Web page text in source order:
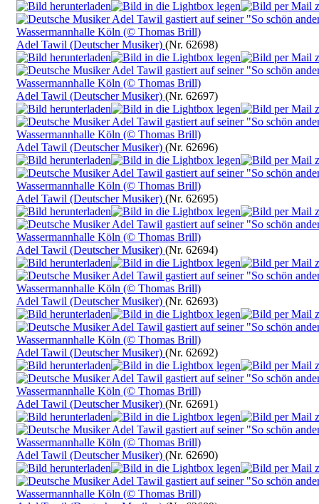
Adel Tawil (Deutscher Musiker) (Nr. 62698)
Adel Tawil (Deutscher Musiker) (Nr. 62697)
Adel Tawil (Deutscher Musiker) (Nr. 62696)
Adel Tawil (Deutscher Musiker) (Nr. 62695)
Adel Tawil (Deutscher Musiker) (Nr. 62694)
Adel Tawil (Deutscher Musiker) (Nr. 62693)
Adel Tawil (Deutscher Musiker) (Nr. 62692)
Adel Tawil (Deutscher Musiker) (Nr. 62691)
Adel Tawil (Deutscher Musiker) (Nr. 62690)